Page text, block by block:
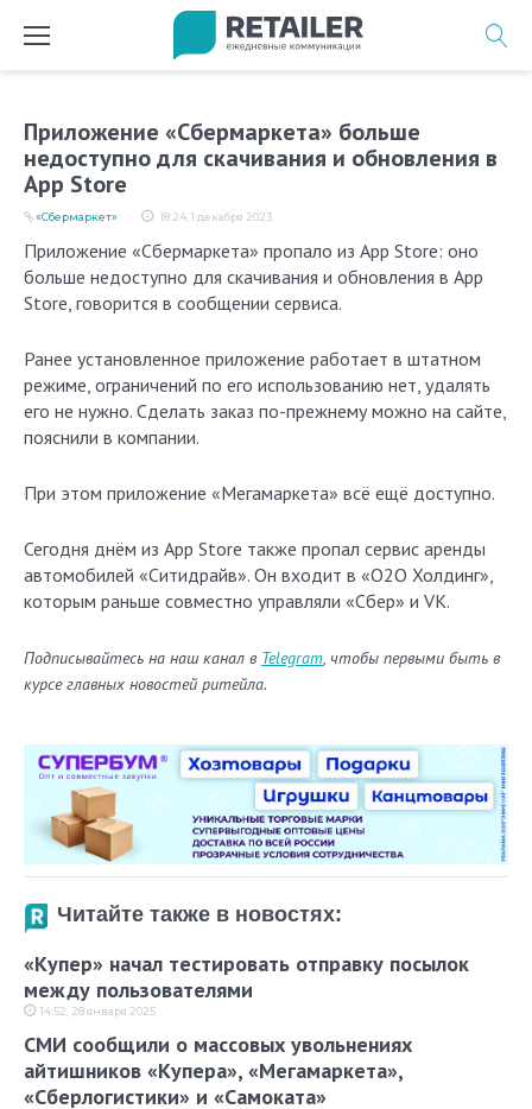
Приложение «Сбермаркета» больше
недоступно для скачивания и обновления в
App Store
18:24, 1 декабря 2023
«Сбермаркет»
Приложение «Сбермаркета» пропало из App Store: оно
больше недоступно для скачивания и обновления в App
Store, говорится в сообщении сервиса.
Ранее установленное приложение работает в штатном
режиме, ограничений по его использованию нет, удалять
его не нужно. Сделать заказ по-прежнему можно на сайте,
пояснили в компании.
При этом приложение «Мегамаркета» всё ещё доступно.
Сегодня днём из App Store также пропал сервис аренды
автомобилей «Ситидрайв». Он входит в «О2О Холдинг»,
которым раньше совместно управляли «Сбер» и VK.
Подписывайтесь на наш канал в Telegram, чтобы первыми быть в
курсе главных новостей ритейла.
Читайте также в новостях:
«Купер» начал тестировать отправку посылок
между пользователями
14:52, 28 января 2025
СМИ сообщили о массовых увольнениях
айтишников «Купера», «Мегамаркета»,
«Сберлогистики» и «Самоката»